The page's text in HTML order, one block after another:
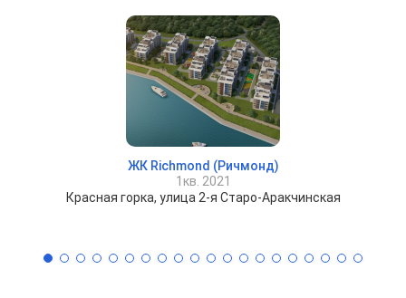
ЖК Richmond (Ричмонд)
1кв. 2021
Красная горка, улица 2-я Старо-Аракчинская